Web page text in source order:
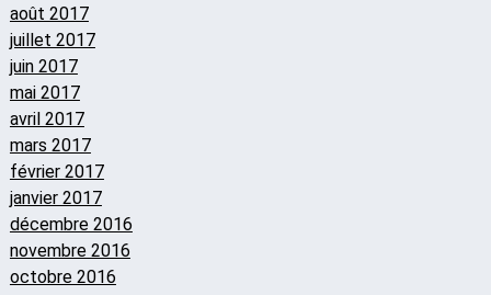
août 2017
juillet 2017
juin 2017
mai 2017
avril 2017
mars 2017
février 2017
janvier 2017
décembre 2016
novembre 2016
octobre 2016